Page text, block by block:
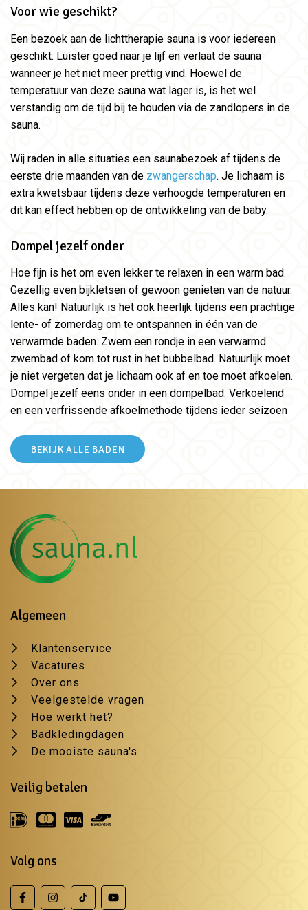
Voor wie geschikt?
Een bezoek aan de lichttherapie sauna is voor iedereen
geschikt. Luister goed naar je lijf en verlaat de sauna
wanneer je het niet meer prettig vind. Hoewel de
temperatuur van deze sauna wat lager is, is het wel
verstandig om de tijd bij te houden via de zandlopers in de
sauna.
Wij raden in alle situaties een saunabezoek af tijdens de
eerste drie maanden van de zwangerschap. Je lichaam is
extra kwetsbaar tijdens deze verhoogde temperaturen en
dit kan effect hebben op de ontwikkeling van de baby.
Dompel jezelf onder
Hoe fijn is het om even lekker te relaxen in een warm bad.
Gezellig even bijkletsen of gewoon genieten van de natuur.
Alles kan! Natuurlijk is het ook heerlijk tijdens een prachtige
lente- of zomerdag om te ontspannen in één van de
verwarmde baden. Zwem een rondje in een verwarmd
zwembad of kom tot rust in het bubbelbad. Natuurlijk moet
je niet vergeten dat je lichaam ook af en toe moet afkoelen.
Dompel jezelf eens onder in een dompelbad. Verkoelend
en een verfrissende afkoelmethode tijdens ieder seizoen
BEKIJK ALLE BADEN
Algemeen
Klantenservice
Vacatures
Over ons
Veelgestelde vragen
Hoe werkt het?
Badkledingdagen
De mooiste sauna's
Veilig betalen
Volg ons